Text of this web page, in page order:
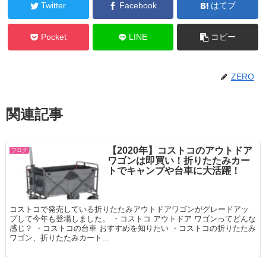
Twitter Facebook はてブ
Pocket LINE コピー
ZERO
関連記事
ブログ
【2020年】コストコのアウトドア
ワゴンは即買い！折りたたみカー
トでキャンプや台車に大活躍！
コストコで発売している折りたたみアウトドアワゴンがグレードアッ
プして今年も登場しました。 ・コストコ アウトドア ワゴンってどんな
感じ？ ・コストコの台車 おすすめを知りたい ・コストコの折りたたみ
ワゴン、折りたたみカート...